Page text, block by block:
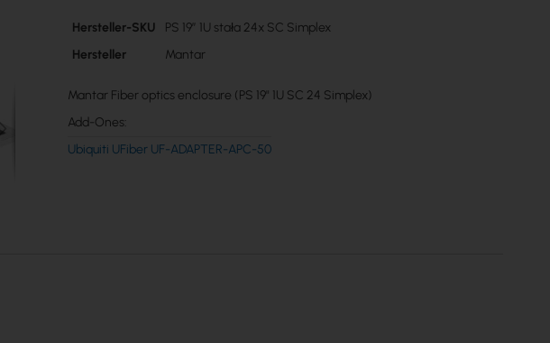
Mehr
Hersteller-SKU
PS 19” 1U stała 24x SC Simplex
Hersteller
Mantar
Mantar Fiber optics enclosure (PS 19" 1U SC 24 Simplex)
Add-Ones:
Ubiquiti UFiber UF-ADAPTER-APC-50